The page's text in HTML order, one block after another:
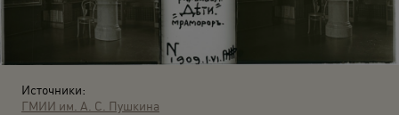
Источники:
ГМИИ им. А. С. Пушкина